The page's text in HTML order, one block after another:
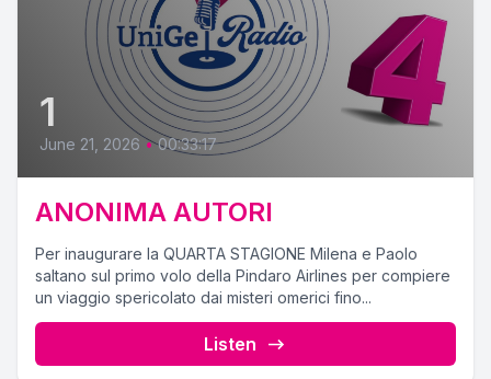
1
June 21, 2026 • 00:33:17
ANONIMA AUTORI
Per inaugurare la QUARTA STAGIONE Milena e Paolo
saltano sul primo volo della Pindaro Airlines per compiere
un viaggio spericolato dai misteri omerici fino...
Listen